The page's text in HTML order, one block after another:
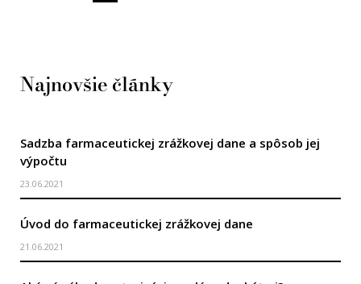
Najnovšie články
Sadzba farmaceutickej zrážkovej dane a spôsob jej
výpočtu
23.06.2021
Úvod do farmaceutickej zrážkovej dane
21.06.2021